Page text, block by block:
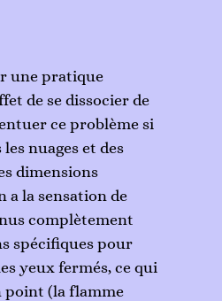
une pratique
de se dissocier de
ce problème si
nuages et des
dimensions
a la sensation de
complètement
spécifiques pour
yeux fermés, ce qui
point (la flamme